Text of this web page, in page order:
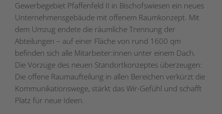
Gewerbegebiet Pfaffenfeld II in Bischofswiesen ein neues
Unternehmensgebäude mit offenem Raumkonzept. Mit
dem Umzug endete die räumliche Trennung der
Abteilungen – auf einer Fläche von rund 1600 qm
befinden sich alle Mitarbeiter:innen unter einem Dach.
Die Vorzüge des neuen Standortkonzeptes überzeugen:
Die offene Raumaufteilung in allen Bereichen verkürzt die
Kommunikationswege, stärkt das Wir-Gefühl und schafft
Platz für neue Ideen.